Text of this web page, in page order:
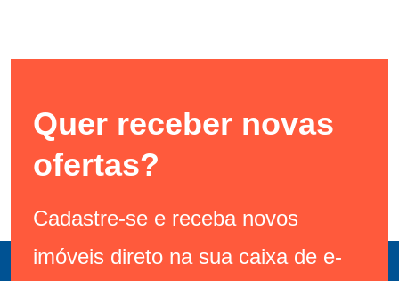
Quer receber novas
ofertas?
Cadastre-se e receba novos
imóveis direto na sua caixa de e-